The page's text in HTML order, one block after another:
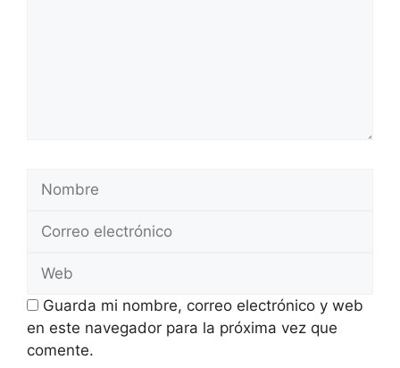
Nombre
Correo
Web
Guarda mi nombre, correo electrónico y web
en este navegador para la próxima vez que
comente.